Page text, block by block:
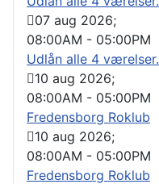
07 aug 2026;
08:00AM - 05:00PM
Udlån alle 4 værelser.
10 aug 2026;
08:00AM - 05:00PM
Fredensborg Roklub
10 aug 2026;
08:00AM - 05:00PM
Fredensborg Roklub